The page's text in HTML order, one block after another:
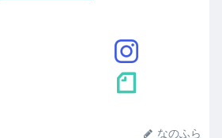
なのふら